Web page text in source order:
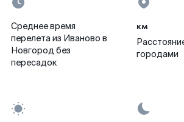
Среднее время
перелета из Иваново в
Новгород без
пересадок
км
городами